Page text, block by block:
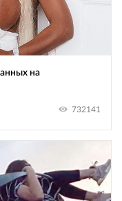
на
732141